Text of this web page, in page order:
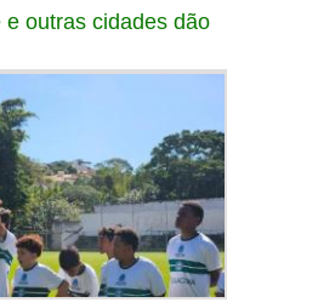
outras cidades dão